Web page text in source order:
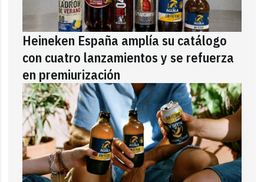
Heineken España amplía su catálogo
con cuatro lanzamientos y se refuerza
en premiurización